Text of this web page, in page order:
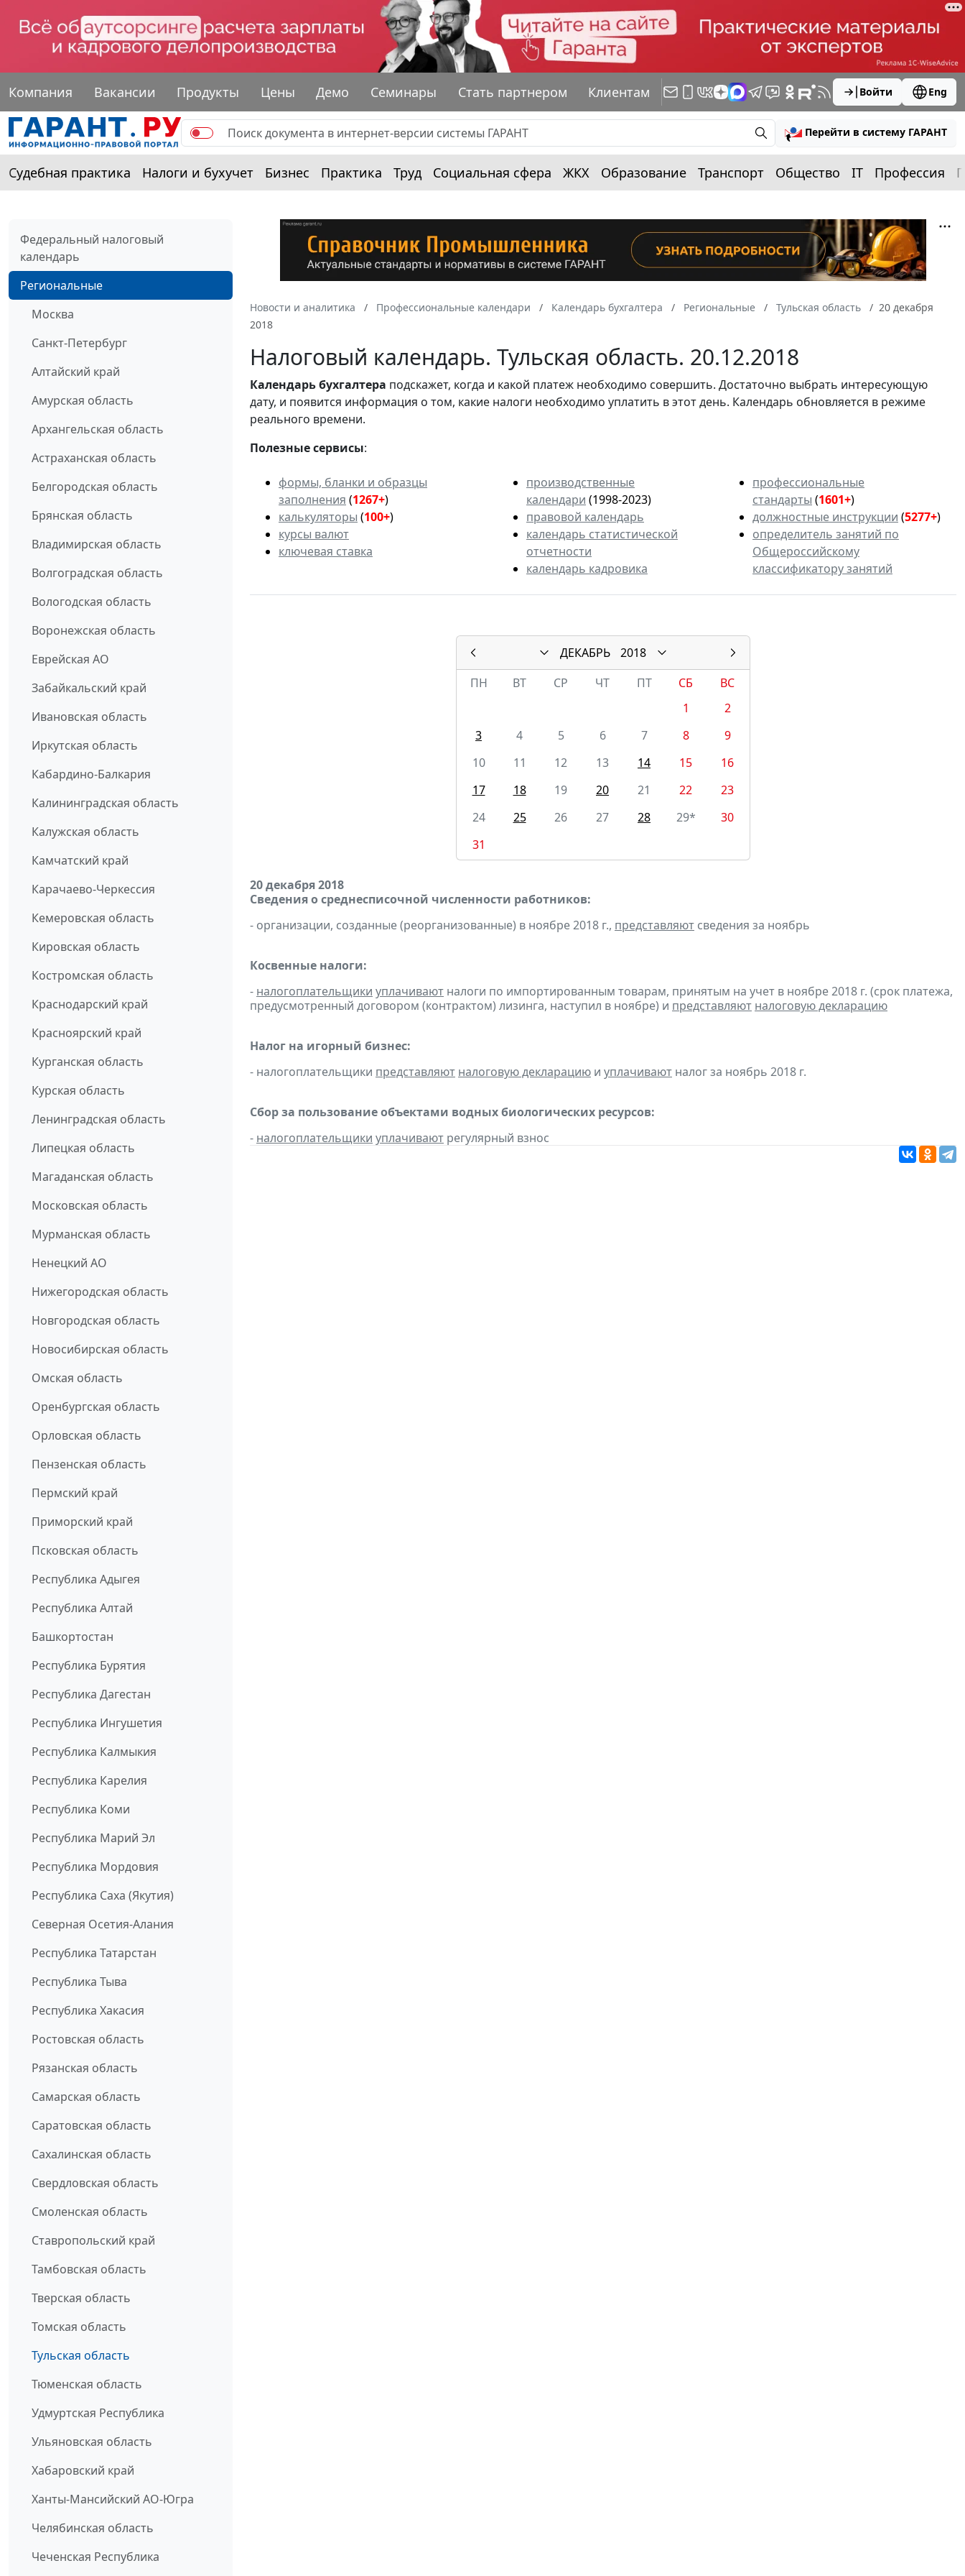
Компания Вакансии Продукты Цены Демо Семинары Стать партнером Клиентам Войти Eng
Перейти в систему ГАРАНТ
Судебная практика Налоги и бухучет Бизнес Практика Труд Социальная сфера ЖКХ Образование Транспорт Общество IT Профессия
Федеральный налоговый
календарь
Региональные
Москва
Санкт-Петербург
Алтайский край
Амурская область
Архангельская область
Астраханская область
Белгородская область
Брянская область
Владимирская область
Волгоградская область
Вологодская область
Воронежская область
Еврейская АО
Забайкальский край
Ивановская область
Иркутская область
Кабардино-Балкария
Калининградская область
Калужская область
Камчатский край
Карачаево-Черкессия
Кемеровская область
Кировская область
Костромская область
Краснодарский край
Красноярский край
Курганская область
Курская область
Ленинградская область
Липецкая область
Магаданская область
Московская область
Мурманская область
Ненецкий АО
Нижегородская область
Новгородская область
Новосибирская область
Омская область
Оренбургская область
Орловская область
Пензенская область
Пермский край
Приморский край
Псковская область
Республика Адыгея
Республика Алтай
Башкортостан
Республика Бурятия
Республика Дагестан
Республика Ингушетия
Республика Калмыкия
Республика Карелия
Республика Коми
Республика Марий Эл
Республика Мордовия
Республика Саха (Якутия)
Северная Осетия-Алания
Республика Татарстан
Республика Тыва
Республика Хакасия
Ростовская область
Рязанская область
Самарская область
Саратовская область
Сахалинская область
Свердловская область
Смоленская область
Ставропольский край
Тамбовская область
Тверская область
Томская область
Тульская область
Тюменская область
Удмуртская Республика
Ульяновская область
Хабаровский край
Ханты-Мансийский АО-Югра
Челябинская область
Чеченская Республика
Новости и аналитика Профессиональные календари Календарь бухгалтера Региональные Тульская область
20 декабря
2018
Налоговый календарь. Тульская область. 20.12.2018
Календарьбухгалтера подскажет, когда и какой платеж необходимо совершить. Достаточно выбрать интересующую
дату, и появится информация о том, какие налоги необходимо уплатить в этот день. Календарь обновляется в режиме
реального времени.
Полезные сервисы:
формы, бланки и образцы
заполнения (1267+)
калькуляторы (100+)
курсы валют
ключевая ставка
производственные
календари (1998-2023)
правовой календарь
календарь статистической
отчетности
календарь кадровика
профессиональные
стандарты (1601+)
должностные инструкции (5277+)
определитель занятий по
Общероссийскому
классификатору занятий
ДЕКАБРЬ
2018
ПН
ВТ СР ЧТ ПТ СБ
ВС
1
2
3
4 5 6 7 8
9
10
11 12 13 14 15
16
17
18 19 20 21 22
23
24
25 26 27 28 29*
30
31
20 декабря 2018
Сведения о среднесписочной численности работников:
- организации, созданные (реорганизованные) в ноябре 2018 г., представляют сведения за ноябрь
Косвенные налоги:
- налогоплательщики уплачивают налоги по импортированным товарам, принятым на учет в ноябре 2018 г. (срок платежа,
предусмотренный договором (контрактом) лизинга, наступил в ноябре) и представляют налоговую декларацию
Налог на игорный бизнес:
- налогоплательщики представляют налоговую декларацию и уплачивают налог за ноябрь 2018 г.
Сбор за пользование объектами водных биологических ресурсов:
- налогоплательщики уплачивают регулярный взнос